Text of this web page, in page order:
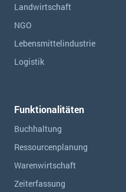
Landwirtschaft
NGO
Lebensmittelindustrie
Logistik
Funktionalitäten
Buchhaltung
Ressourcen­planung
Warenwirtschaft
Zeiterfassung